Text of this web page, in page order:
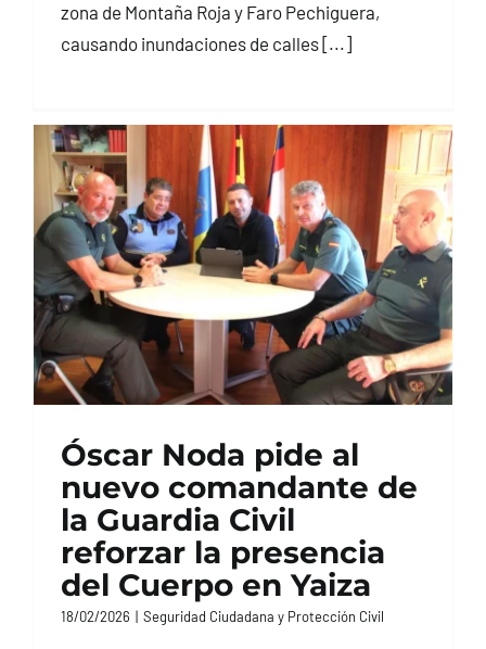
zona de Montaña Roja y Faro Pechiguera,
causando inundaciones de calles [...]
Óscar Noda pide al
nuevo comandante de
la Guardia Civil
reforzar la presencia
del Cuerpo en Yaiza
18/02/2026 | Seguridad Ciudadana y Protección Civil